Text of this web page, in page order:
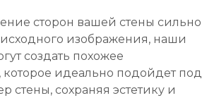
сторон вашей стены сильно
исходного изображения, наши
создать похожее
идеально подойдет под
стены, сохраняя эстетику и